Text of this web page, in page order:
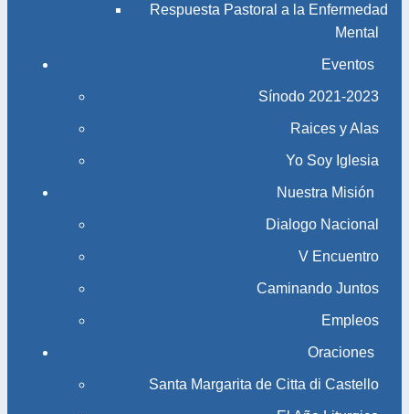
Respuesta Pastoral a la Enfermedad
Mental
Eventos
Sínodo 2021-2023​​​​​​​
Raices y Alas
Yo Soy Iglesia
Nuestra Misión
Dialogo Nacional
V Encuentro
Caminando Juntos
Empleos
Oraciones
Santa Margarita de Citta di Castello